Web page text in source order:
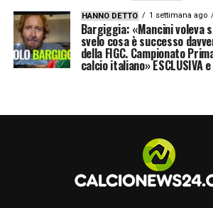
HANNO DETTO 1 settimana ago
Bargiggia: «Mancini voleva
svelo cosa è successo
della FIGC. Campionato
calcio italiano» ESCLUSIVA e